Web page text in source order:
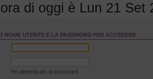
di oggi è Lun 21 Set
NOME UTENTE E LA PASSWORD PER ACCEDERE
Ho dimenticato la password